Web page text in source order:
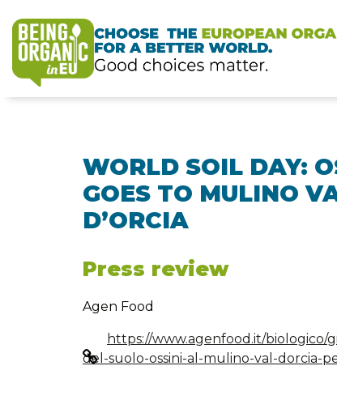
WORLD SOIL DAY:
GOES TO MULINO
D’ORCIA
Press review
Agen Food
https://www.agenfood.it/biologico/
del-suolo-ossini-al-mulino-val-dorcia-